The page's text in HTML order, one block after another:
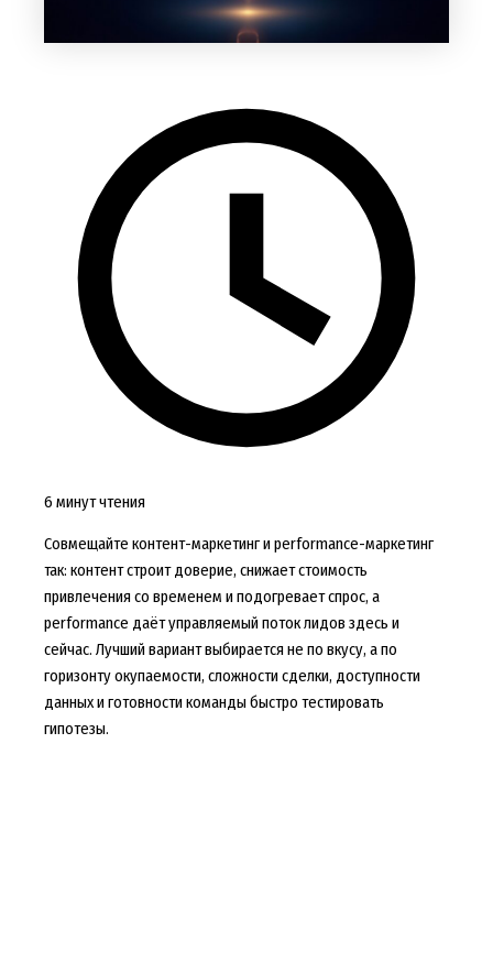
6 минут чтения
Совмещайте контент-маркетинг и performance-маркетинг
так: контент строит доверие, снижает стоимость
привлечения со временем и подогревает спрос, а
performance даёт управляемый поток лидов здесь и
сейчас. Лучший вариант выбирается не по вкусу, а по
горизонту окупаемости, сложности сделки, доступности
данных и готовности команды быстро тестировать
гипотезы.